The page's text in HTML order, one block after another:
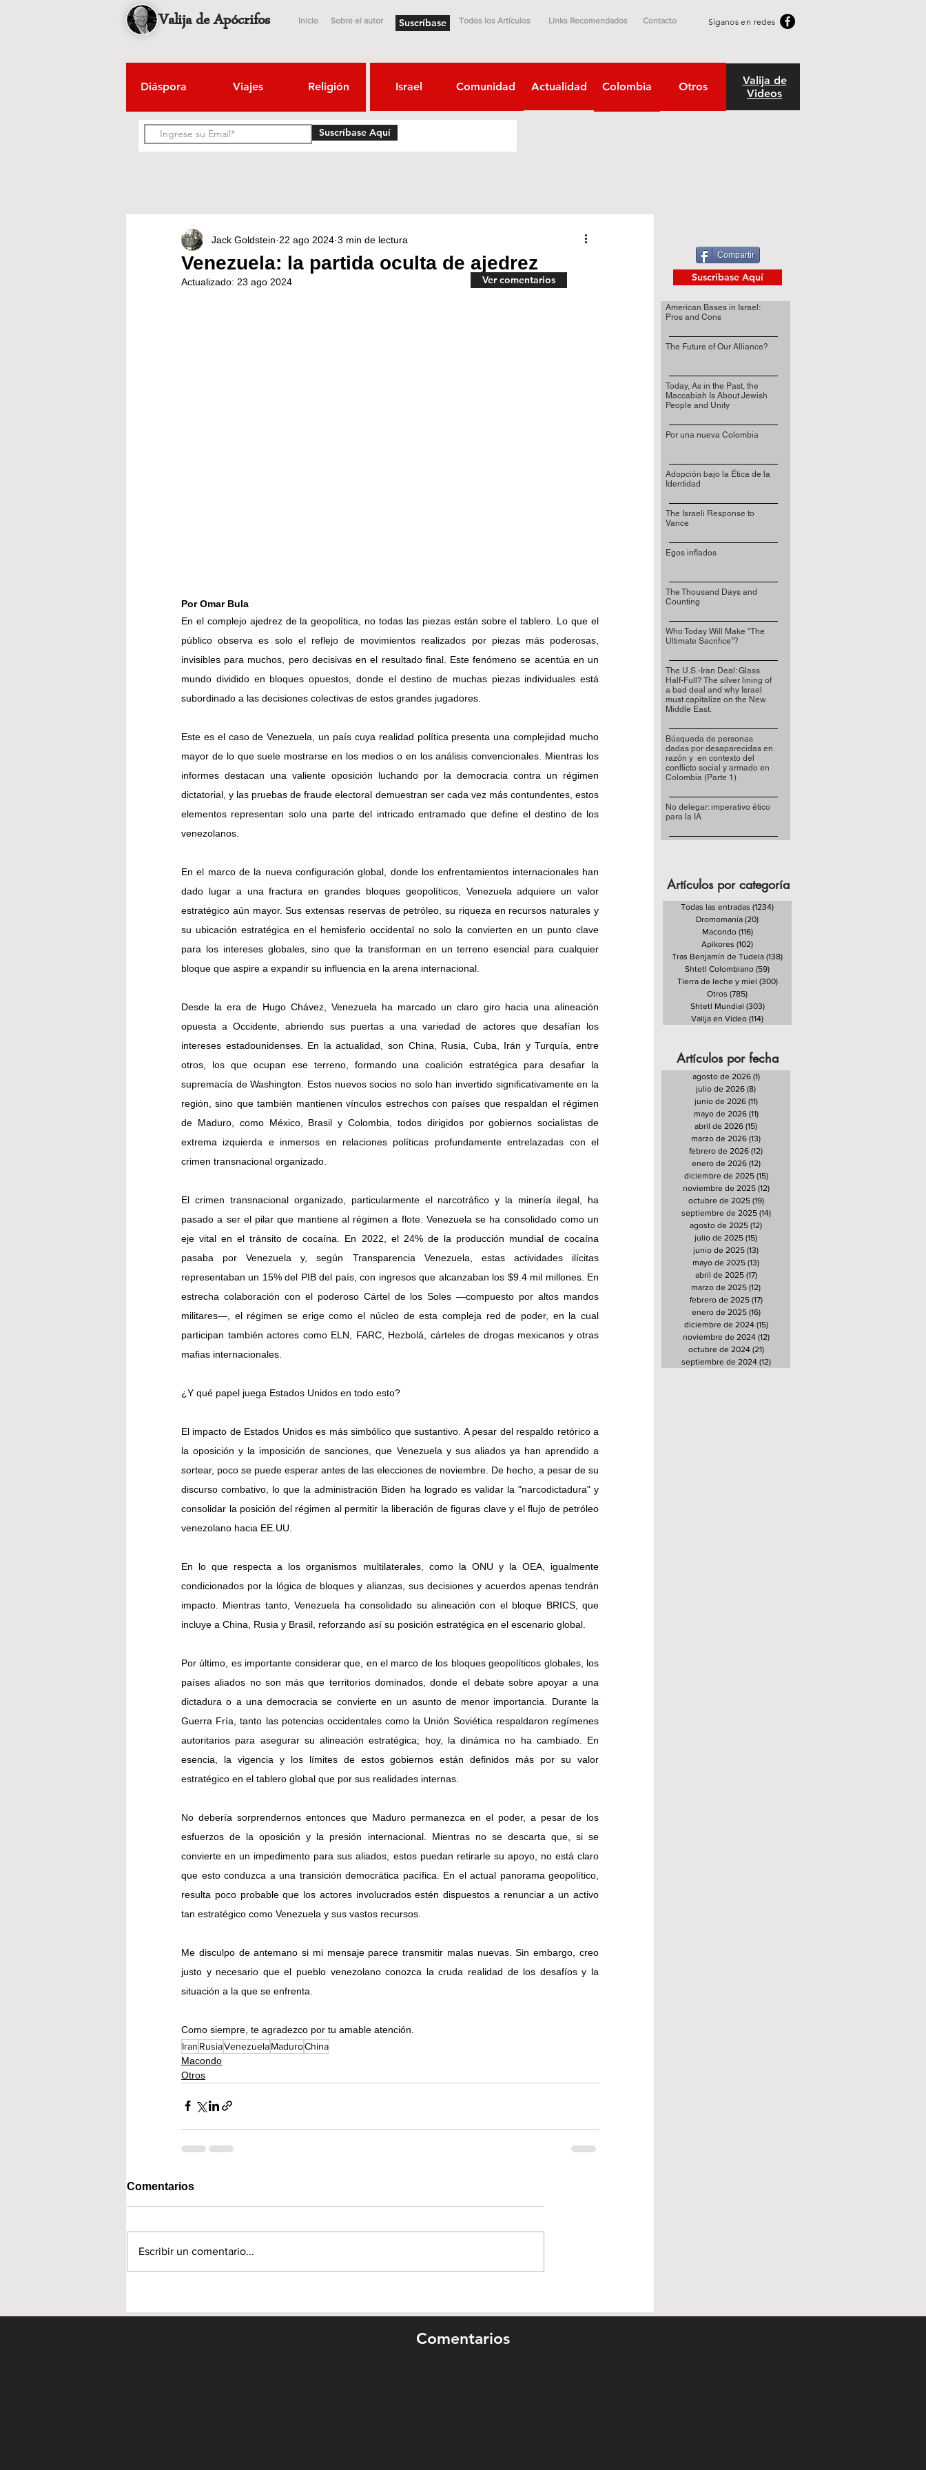
Valija de Apócrifos Inicio Sobre el autor Suscríbase Todos los Artículos Links Recomendados Contacto Síganos en redes
Diáspora Viajes Religión Israel Comunidad Actualidad Colombia Otros
Valija de
Videos
Suscríbase Aquí
Venezuela: la partida oculta de ajedrez
Jack Goldstein 22 ago 2024 3 min de lectura
Actualizado: 23 ago 2024
Por Omar Bula
En el complejo ajedrez de la geopolítica, no todas las piezas están sobre el tablero. Lo que el
público observa es solo el reflejo de movimientos realizados por piezas más poderosas,
invisibles para muchos, pero decisivas en el resultado final. Este fenómeno se acentúa en un
mundo dividido en bloques opuestos, donde el destino de muchas piezas individuales está
subordinado a las decisiones colectivas de estos grandes jugadores.
Este es el caso de Venezuela, un país cuya realidad política presenta una complejidad mucho
mayor de lo que suele mostrarse en los medios o en los análisis convencionales. Mientras los
informes destacan una valiente oposición luchando por la democracia contra un régimen
dictatorial, y las pruebas de fraude electoral demuestran ser cada vez más contundentes, estos
elementos representan solo una parte del intricado entramado que define el destino de los
venezolanos.
En el marco de la nueva configuración global, donde los enfrentamientos internacionales han
dado lugar a una fractura en grandes bloques geopolíticos, Venezuela adquiere un valor
estratégico aún mayor. Sus extensas reservas de petróleo, su riqueza en recursos naturales y
su ubicación estratégica en el hemisferio occidental no solo la convierten en un punto clave
para los intereses globales, sino que la transforman en un terreno esencial para cualquier
bloque que aspire a expandir su influencia en la arena internacional.
Desde la era de Hugo Chávez, Venezuela ha marcado un claro giro hacia una alineación
opuesta a Occidente, abriendo sus puertas a una variedad de actores que desafían los
intereses estadounidenses. En la actualidad, son China, Rusia, Cuba, Irán y Turquía, entre
otros, los que ocupan ese terreno, formando una coalición estratégica para desafiar la
supremacía de Washington. Estos nuevos socios no solo han invertido significativamente en la
región, sino que también mantienen vínculos estrechos con países que respaldan el régimen
de Maduro, como México, Brasil y Colombia, todos dirigidos por gobiernos socialistas de
extrema izquierda e inmersos en relaciones políticas profundamente entrelazadas con el
crimen transnacional organizado.
El crimen transnacional organizado, particularmente el narcotráfico y la minería ilegal, ha
pasado a ser el pilar que mantiene al régimen a flote. Venezuela se ha consolidado como un
eje vital en el tránsito de cocaína. En 2022, el 24% de la producción mundial de cocaína
pasaba por Venezuela y, según Transparencia Venezuela, estas actividades ilícitas
representaban un 15% del PIB del país, con ingresos que alcanzaban los $9.4 mil millones. En
estrecha colaboración con el poderoso Cártel de los Soles —compuesto por altos mandos
militares—, el régimen se erige como el núcleo de esta compleja red de poder, en la cual
participan también actores como ELN, FARC, Hezbolá, cárteles de drogas mexicanos y otras
mafias internacionales.
¿Y qué papel juega Estados Unidos en todo esto?
El impacto de Estados Unidos es más simbólico que sustantivo. A pesar del respaldo retórico a
la oposición y la imposición de sanciones, que Venezuela y sus aliados ya han aprendido a
sortear, poco se puede esperar antes de las elecciones de noviembre. De hecho, a pesar de su
discurso combativo, lo que la administración Biden ha logrado es validar la "narcodictadura" y
consolidar la posición del régimen al permitir la liberación de figuras clave y el flujo de petróleo
venezolano hacia EE.UU.
En lo que respecta a los organismos multilaterales, como la ONU y la OEA, igualmente
condicionados por la lógica de bloques y alianzas, sus decisiones y acuerdos apenas tendrán
impacto. Mientras tanto, Venezuela ha consolidado su alineación con el bloque BRICS, que
incluye a China, Rusia y Brasil, reforzando así su posición estratégica en el escenario global.
Por último, es importante considerar que, en el marco de los bloques geopolíticos globales, los
países aliados no son más que territorios dominados, donde el debate sobre apoyar a una
dictadura o a una democracia se convierte en un asunto de menor importancia. Durante la
Guerra Fría, tanto las potencias occidentales como la Unión Soviética respaldaron regímenes
autoritarios para asegurar su alineación estratégica; hoy, la dinámica no ha cambiado. En
esencia, la vigencia y los límites de estos gobiernos están definidos más por su valor
estratégico en el tablero global que por sus realidades internas.
No debería sorprendernos entonces que Maduro permanezca en el poder, a pesar de los
esfuerzos de la oposición y la presión internacional. Mientras no se descarta que, si se
convierte en un impedimento para sus aliados, estos puedan retirarle su apoyo, no está claro
que esto conduzca a una transición democrática pacífica. En el actual panorama geopolítico,
resulta poco probable que los actores involucrados estén dispuestos a renunciar a un activo
tan estratégico como Venezuela y sus vastos recursos.
Me disculpo de antemano si mi mensaje parece transmitir malas nuevas. Sin embargo, creo
justo y necesario que el pueblo venezolano conozca la cruda realidad de los desafíos y la
situación a la que se enfrenta.
Como siempre, te agradezco por tu amable atención.
Iran RusiaVenezuelaMaduroChina
Macondo
Otros
Comentarios
Escribir un comentario...
Ver comentarios
Compartir
Suscribase Aquí
American Bases in Israel:
Pros and Cons
The Future of Our Alliance?
Today, As in the Past, the
Maccabiah Is About Jewish
People and Unity
Por una nueva Colombia
Adopción bajo la Ética de la
Identidad
The Israeli Response to
Vance
Egos inflados
The Thousand Days and
Counting
Who Today Will Make “The
Ultimate Sacrifice”?
The U.S.-Iran Deal: Glass
Half-Full? The silver lining of
a bad deal and why Israel
must capitalize on the New
Middle East.
Búsqueda de personas
dadas por desaparecidas en
razón y en contexto del
conflicto social y armado en
Colombia (Parte 1)
No delegar: imperativo ético
para la IA
Artículos por categoría
Todas las entradas (1234)
Dromomanía (20)
Macondo (116)116 entradas
Apikores (102)
Tras Benjamín de Tudela (138)
Shtetl Colombiano (59)
Tierra de leche y miel (300)300 entradas
Otros (785)
Shtetl Mundial (303)303 entradas
Valija en Vídeo (114)
Artículos por fecha
agosto de 2026 (1)1 entrada
julio de 2026 (8)
junio de 2026 (11)11 entradas
mayo de 2026 (11)11 entradas
abril de 2026 (15)
marzo de 2026 (13)
febrero de 2026 (12)
enero de 2026 (12)12 entradas
diciembre de 2025 (15)15 entradas
noviembre de 2025 (12)12 entradas
octubre de 2025 (19)19 entradas
septiembre de 2025 (14)14 entradas
agosto de 2025 (12)
julio de 2025 (15)
junio de 2025 (13)
mayo de 2025 (13)
abril de 2025 (17)17 entradas
marzo de 2025 (12)
febrero de 2025 (17)17 entradas
enero de 2025 (16)16 entradas
diciembre de 2024 (15)15 entradas
noviembre de 2024 (12)12 entradas
octubre de 2024 (21)21 entradas
septiembre de 2024 (12)12 entradas
Comentarios